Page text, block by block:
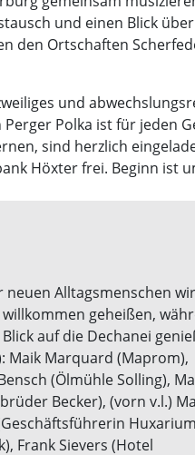
und einen Blick
den Ortschaften
und
Polka ist für jeden
sind herzlich
Höxter frei. Beginn ist